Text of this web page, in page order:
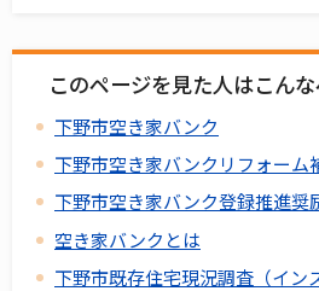
このページを見た人はこん
下野市空き家バンク
下野市空き家バンクリフォーム
下野市空き家バンク登録推進奨
空き家バンクとは
下野市既存住宅現況調査（イン